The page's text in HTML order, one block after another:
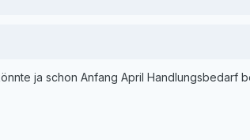
ja schon Anfang April Handlungsbedarf